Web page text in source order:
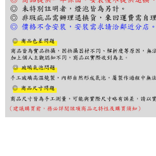
の場合は、AFTEE アプリプッシュ通知が届きます。
5.商品受け取り時のお支払いは不要です。商品を確
はアプリの通知に従って、4大コンビニ、または
グでお支払いください。
代金納付期限は最短で 14 日以内ですので、ご注意
リをダウンロードして AFTEE 会員になるとお支払
まで延長できます。
お支払期限は、ショップが請求した期日と、AFTEE
とに計算されます。AFTEEで注文すると、商品を受
を延長できますが、商品を期限内に受け取れない場
配送毎にNT$180、NT$5,000以上で送料無料